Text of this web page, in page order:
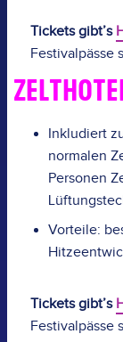
Tickets gibt’s
Festivalpässe
Inkludiert
normalen
Personen
Vorteile:
Tickets gibt’s
Festivalpässe